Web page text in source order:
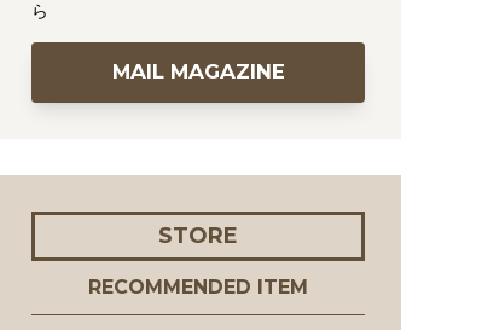
ら
MAIL MAGAZINE
STORE
RECOMMENDED ITEM